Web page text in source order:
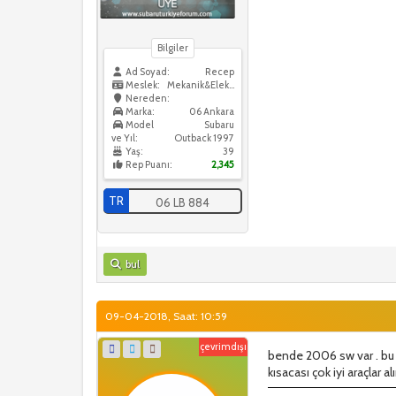
Bilgiler
Ad Soyad:
Recep
Meslek:
Mekanik&Elektrik
Nereden:
06 Ankara
Marka:
Subaru
Model
ve Yıl:
Outback 1997
Yaş:
39
Rep Puanı:
2,345
TR 06 LB 884
bul
09-04-2018, Saat: 10:59
çevrimdışı
bende 2006 sw var .
kısacası çok iyi araçlar